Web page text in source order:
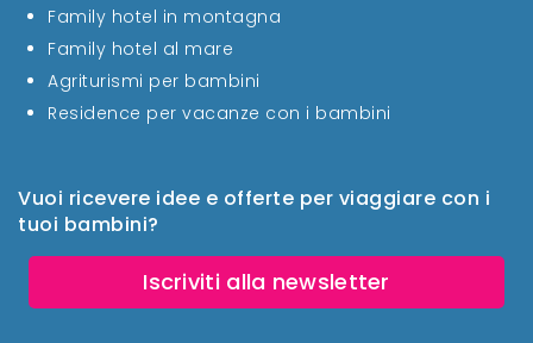
Vuoi ricevere idee e offerte per viaggiare con i
tuoi bambini?
Iscriviti alla newsletter
Family hotel in montagna
Family hotel al mare
Agriturismi per bambini
Residence per vacanze con i bambini